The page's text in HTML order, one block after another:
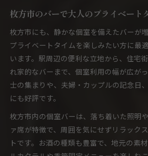
枚方市のバーで大人のプライベート
枚方市にも、静かな個室を備えたバーが
プライベートタイムを楽しみたい方に最
います。駅周辺の便利な立地から、住宅
れ家的なバーまで、個室利用の幅が広が
士の集まりや、夫婦・カップルの記念日
にも好評です。
枚方市内の個室バーは、落ち着いた照明
ァ席が特徴で、周囲を気にせずリラック
トです。お酒の種類も豊富で、地元の素